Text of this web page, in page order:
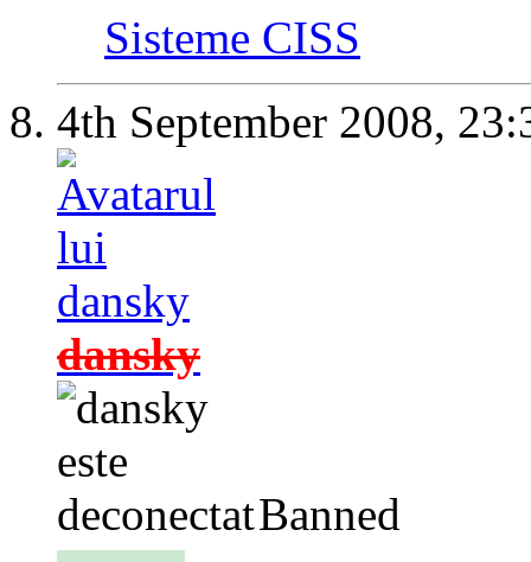
Sisteme CISS
4th September 2008,
dansky
Banned